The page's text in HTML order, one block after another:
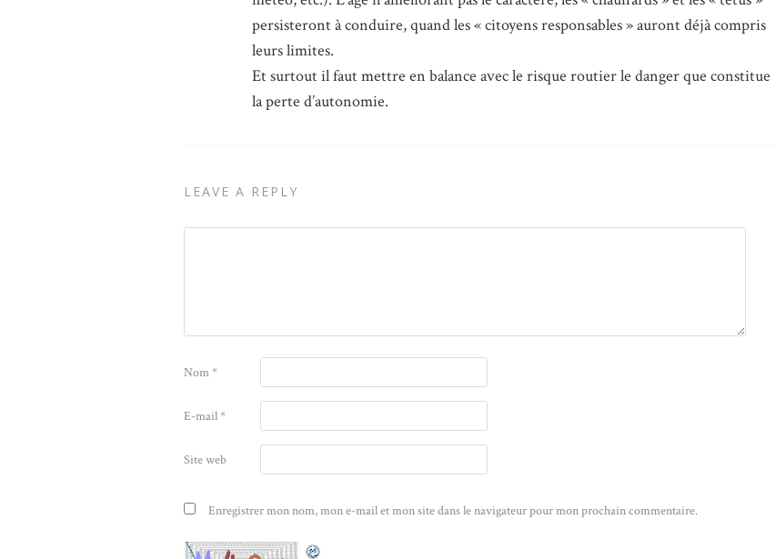
persisteront à conduire, quand les « citoyens responsables » auront déjà compris
leurs limites.
Et surtout il faut mettre en balance avec le risque routier le danger que constitue
la perte d’autonomie.
LEAVE A REPLY
Nom*
E-mail*
Site web
Enregistrer mon nom, mon e-mail et mon site dans le navigateur pour mon prochain commentaire.